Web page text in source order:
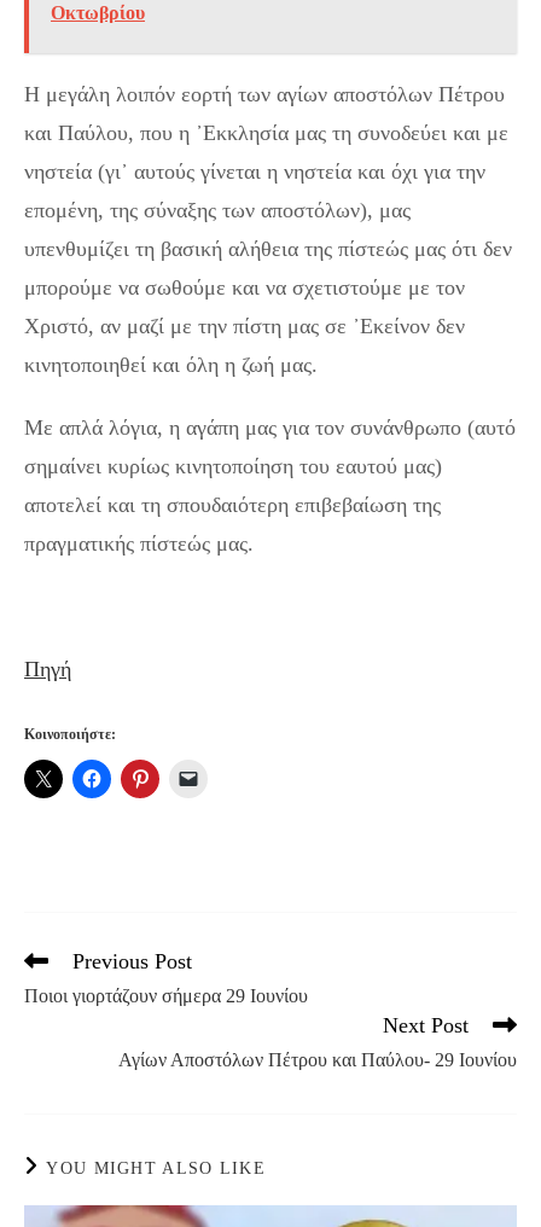
Οκτωβρίου
Η μεγάλη λοιπόν εορτή των αγίων αποστόλων Πέτρου
και Παύλου, που η ᾽Εκκλησία μας τη συνοδεύει και με
νηστεία (γι᾽ αυτούς γίνεται η νηστεία και όχι για την
επομένη, της σύναξης των αποστόλων), μας
υπενθυμίζει τη βασική αλήθεια της πίστεώς μας ότι δεν
μπορούμε να σωθούμε και να σχετιστούμε με τον
Χριστό, αν μαζί με την πίστη μας σε ᾽Εκείνον δεν
κινητοποιηθεί και όλη η ζωή μας.
Με απλά λόγια, η αγάπη μας για τον συνάνθρωπο (αυτό
σημαίνει κυρίως κινητοποίηση του εαυτού μας)
αποτελεί και τη σπουδαιότερη επιβεβαίωση της
πραγματικής πίστεώς μας.
Πηγή
Κοινοποιήστε:
Read
articles
Previous Post
Ποιοι γιορτάζουν σήμερα 29 Ιουνίου
Next Post
Αγίων Αποστόλων Πέτρου και Παύλου- 29 Ιουνίου
YOU MIGHT ALSO LIKE